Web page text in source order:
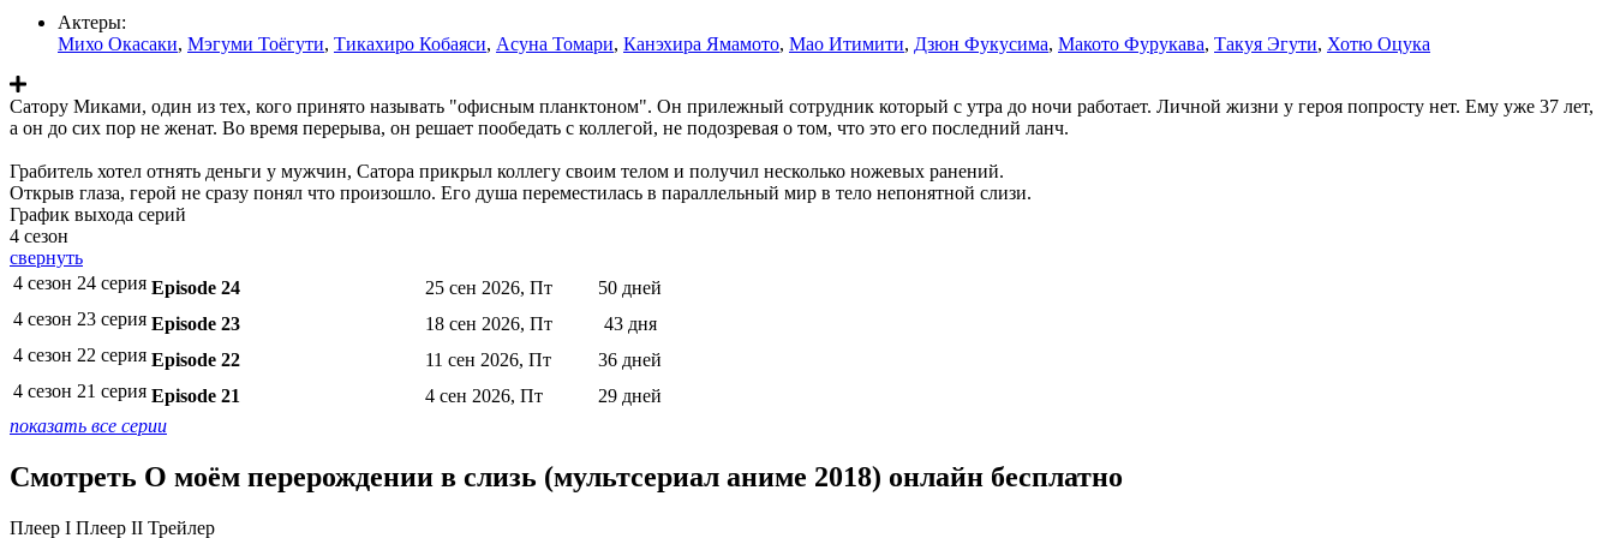
Актеры:
Михо Окасаки, Мэгуми Тоёгути, Тикахиро Кобаяси, Асуна Томари, Канэхира Ямамото, Мао Итимити, Дзюн Фукусима, Макото Фурукава, Такуя Эгути, Хотю Оцука
Сатору Миками, один из тех, кого принято называть "офисным планктоном". Он прилежный сотрудник который с утра до ночи работает. Личной жизни у героя попросту нет. Ему уже 37 лет,
а он до сих пор не женат. Во время перерыва, он решает пообедать с коллегой, не подозревая о том, что это его последний ланч.
Грабитель хотел отнять деньги у мужчин, Сатора прикрыл коллегу своим телом и получил несколько ножевых ранений.
Открыв глаза, герой не сразу понял что произошло. Его душа переместилась в параллельный мир в тело непонятной слизи.
График выхода серий
4 сезон
свернуть
4 сезон 24 серия Episode 24 25 сен 2026, Пт
50 дней
4 сезон 23 серия Episode 23 18 сен 2026, Пт
43 дня
4 сезон 22 серия Episode 22 11 сен 2026, Пт
36 дней
4 сезон 21 серия Episode 21 4 сен 2026, Пт
29 дней
показать все серии
Смотреть О моём перерождении в слизь (мультсериал аниме 2018) онлайн бесплатно
Плеер I Плеер II Трейлер